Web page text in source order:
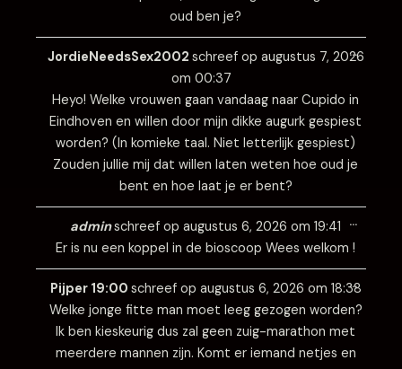
oud ben je?
JordieNeedsSex2002 schreef op augustus 7, 2026
om 00:37
Heyo! Welke vrouwen gaan vandaag naar Cupido in
Eindhoven en willen door mijn dikke augurk gespiest
worden? (In komieke taal. Niet letterlijk gespiest)
Zouden jullie mij dat willen laten weten hoe oud je
bent en hoe laat je er bent?
…
Wissel
deze
adminschreef op augustus 6, 2026 om 19:41
Er is nu een koppel in de bioscoop Wees welkom !
…
Wissel
deze
Pijper 19:00 schreef op augustus 6, 2026 om 18:38
Welke jonge fitte man moet leeg gezogen worden?
Ik ben kieskeurig dus zal geen zuig-marathon met
meerdere mannen zijn. Komt er iemand netjes en
…
Wissel
deze